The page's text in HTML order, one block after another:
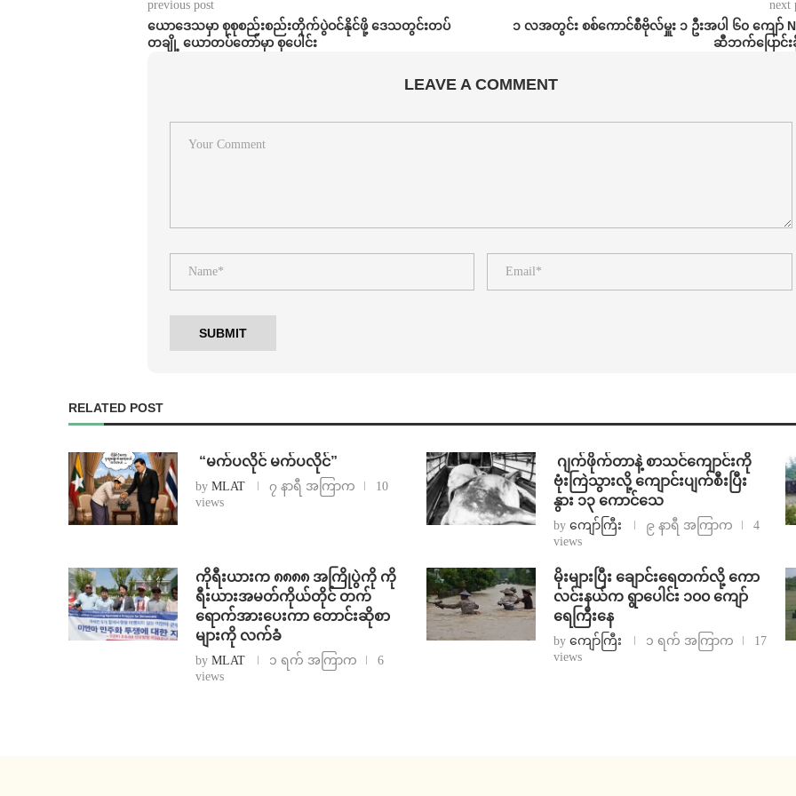
previous post
ယောဒေသမှာ စုစုစည်းစည်းတိုက်ပွဲဝင်နိုင်ဖို့ ဒေသတွင်းတပ်
တချို့ ယောတပ်တော်မှာ စုပေါင်း
next
၁ လအတွင်း စစ်ကောင်စီဗိုလ်မှူး ၁ ဦးအပါ ၆၀ ကျော်
ဆီဘက်ပြောင်
LEAVE A COMMENT
RELATED POST
⁨ ⁨“မက်ပလိုင် မက်ပလိုင်”
by MLAT ၇ နာရီ အကြာက
10
views
⁨⁩ ⁨ဂျက်ဖိုက်တာနဲ့ စာသင်ကျောင်းကို
ဗုံးကြဲသွားလို့ ကျောင်းပျက်စီးပြီး
နွား ၁၃ ကောင်သေ
by ကျော်ကြီး ၉ နာရီ အကြာက
4
views
ကိုရီးယားက ၈၈၈၈ အကြိုပွဲကို ကို
ရီးယားအမတ်ကိုယ်တိုင် တက်
ရောက်အားပေးကာ တောင်းဆိုစာ
များကို လက်ခံ
by MLAT ၁ ရက် အကြာက
6
views
⁨မိုးများပြီး ချောင်းရေတက်လို့ ကော
လင်းနယ်က ရွာပေါင်း ၁၀၀ ကျော်
ရေကြီးနေ
by ကျော်ကြီး ၁ ရက် အကြာက
17
views